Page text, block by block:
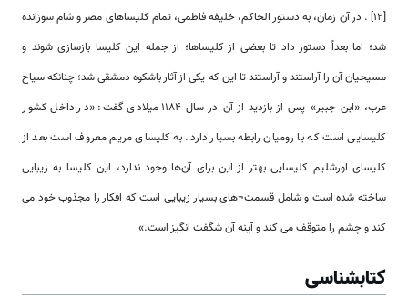
[12] . در آن زمان، به دستور الحاکم، خلیفه فاطمی، تمام کلیسا‌‌های مصر و شام سوز‌‌‌‌‌انده
شد؛ اما بعداً دستور داد تا بعضی از کلیسا‌‌ها؛ از جمله این کلیسا بازسازی شوند و
مسیحیان آن را آر‌‌‌‌استند و آر‌‌‌‌استند تا این که یکی از آثار باشکوه دمشقی شد؛ چنانکه سیاح
عرب، «ابن جبیر» پس از بازدید از آن در سال 1184 میلادی گفت: «در داخل کشور
کلیسایی ‌‌‌‌است که با رومیان رابطه بسیار دارد. به کلیسای مریم معروف ‌‌‌‌است بعد از
کلیسای اورشلیم کلیسایی بهتر از این برای آن‌‌ها وجود ندارد، این کلیسا به زیبایی
ساخته شده ‌‌‌‌است و شامل قسمت¬‌‌های بسیار زیبایی ‌‌‌‌است که افکار را مجذوب خود می
کند و چشم را متوقف می کند و آینه آن شگفت انگیز ‌‌‌‌است.»
کتابشناسی